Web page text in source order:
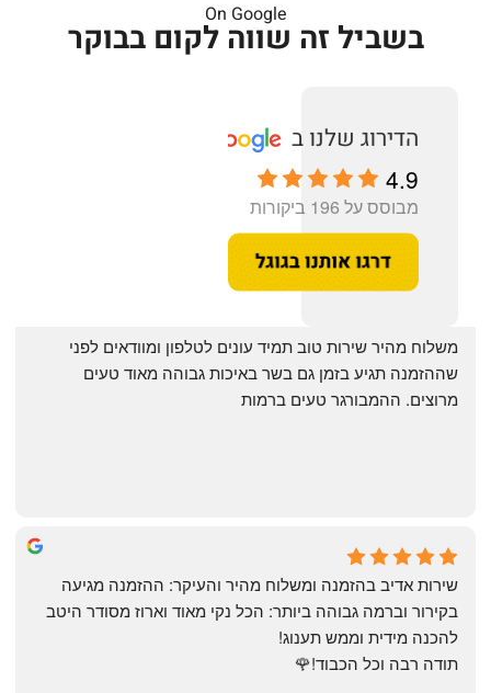
On Google
בשביל זה שווה לקום בבוקר
4.9
מבוסס על 196 ביקורות
May Azulay
a month ago
מרוצים. ההמבורגר טעים ברמות
להכנה מידית וממש תענוג!
תודה רבה וכל הכבוד!🌹